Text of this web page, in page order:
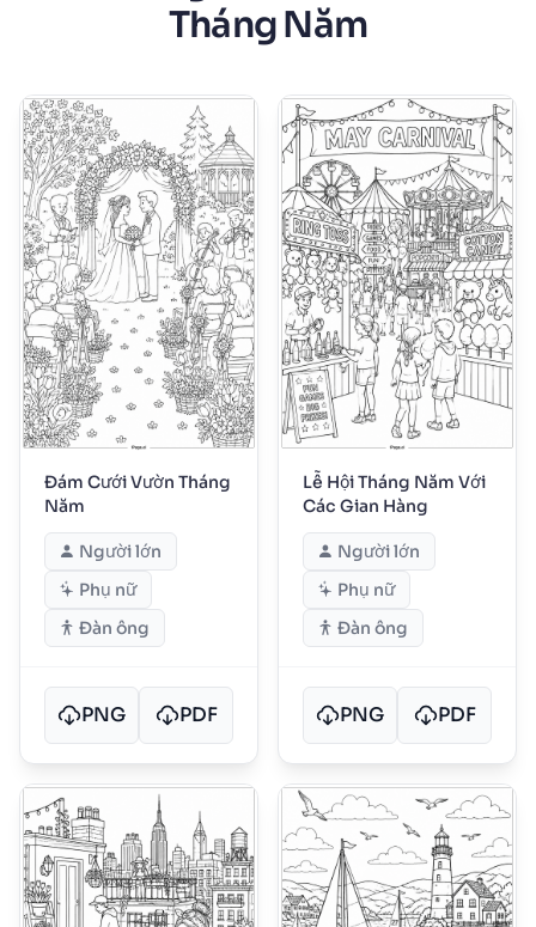
Tháng Năm
Đám Cưới Vườn Tháng
Năm
Người lớn
Phụ nữ
Đàn ông
PNG PDF
Lễ Hội Tháng Năm Với
Các Gian Hàng
Người lớn
Phụ nữ
Đàn ông
PNG PDF